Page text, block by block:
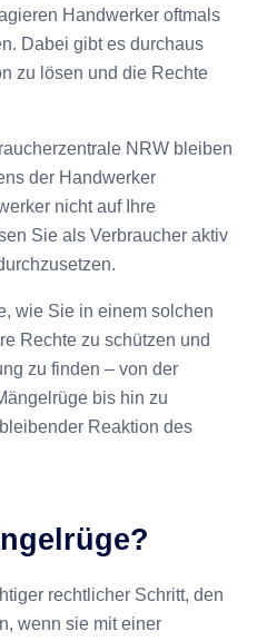
Handwerker oftmals
Dabei gibt es durchaus
zu lösen und die Rechte
NRW bleiben
der Handwerker
nicht auf Ihre
Sie als Verbraucher aktiv
wie Sie in einem solchen
Rechte zu schützen und
zu finden – von der
bis hin zu
Reaktion des
rechtlicher Schritt, den
wenn sie mit einer